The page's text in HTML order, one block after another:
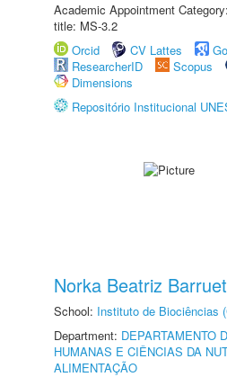
Academic Appointment
title: MS-3.2
Orcid
CV Lattes
ResearcherID
Scopus
Dimensions
Repositório Institucional
Norka Beatriz
School: Instituto de Biociências
Department: DEPARTAMENTO
HUMANAS E CIÊNCIAS DA
ALIMENTAÇÃO